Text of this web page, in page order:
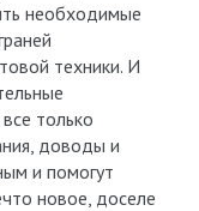
необходимые
техники. И
только
доводы и
и помогут
новое, доселе